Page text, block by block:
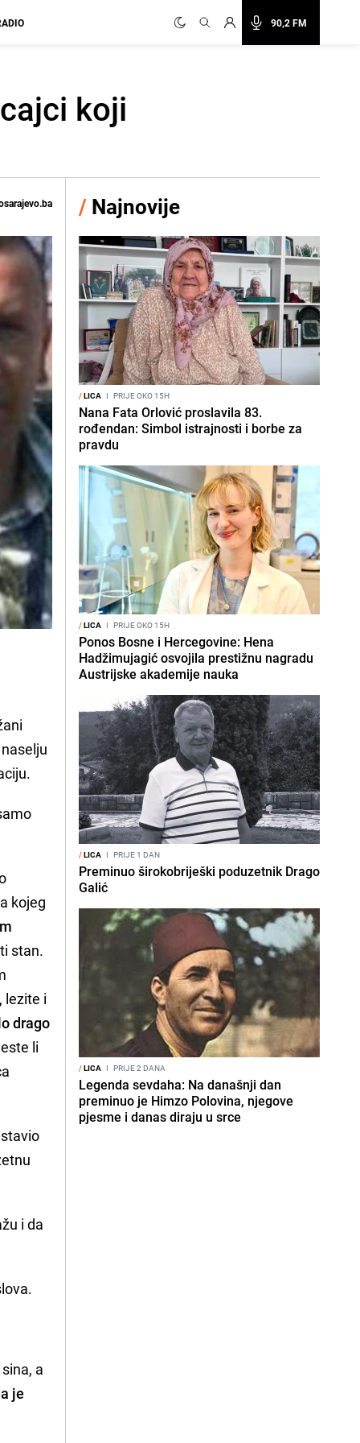
90,2 FM
koji
kojeg
stan.
lezite i
drago
li
i da
a
je
/ Najnovije
/LICA I PRIJE OKO 15H
Nana Fata Orlović proslavila 83.
rođendan: Simbol istrajnosti i borbe za
pravdu
/LICA I PRIJE OKO 15H
Ponos Bosne i Hercegovine: Hena
Hadžimujagić osvojila prestižnu nagradu
Austrijske akademije nauka
/LICA I PRIJE 1 DAN
Preminuo širokobriješki poduzetnik Drago
Galić
/LICA I PRIJE 2 DANA
Legenda sevdaha: Na današnji dan
preminuo je Himzo Polovina, njegove
pjesme i danas diraju u srce